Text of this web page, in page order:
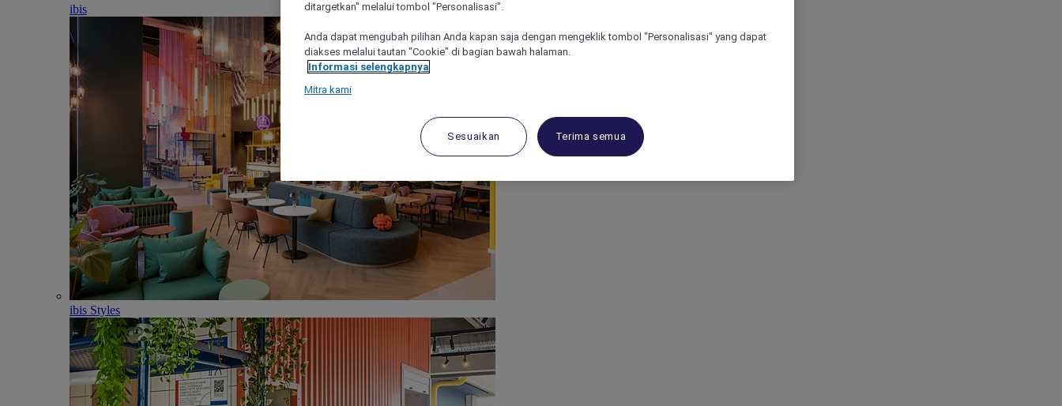
ibis
ibis Styles
ditargetkan" melalui tombol "Personalisasi".
Anda dapat mengubah pilihan Anda kapan saja dengan mengeklik tombol "Personalisasi" yang dapat
diakses melalui tautan "Cookie" di bagian bawah halaman.
Informasi selengkapnya
Mitra kami
Sesuaikan Terima semua